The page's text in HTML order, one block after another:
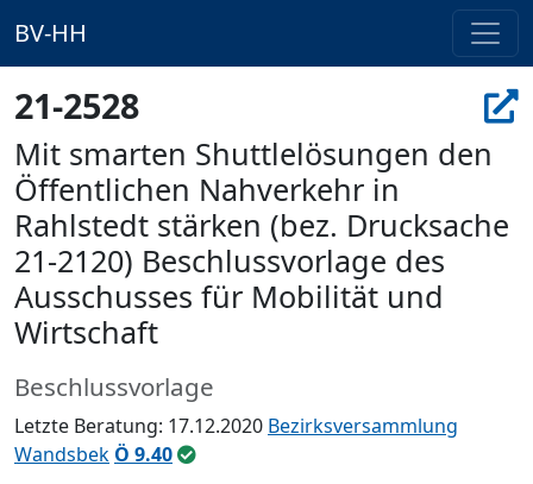
BV-HH
21-2528
Mit smarten Shuttlelösungen den
Öffentlichen Nahverkehr in
Rahlstedt stärken (bez. Drucksache
21-2120) Beschlussvorlage des
Ausschusses für Mobilität und
Wirtschaft
Beschlussvorlage
Letzte Beratung: 17.12.2020 Bezirksversammlung
Wandsbek Ö 9.40